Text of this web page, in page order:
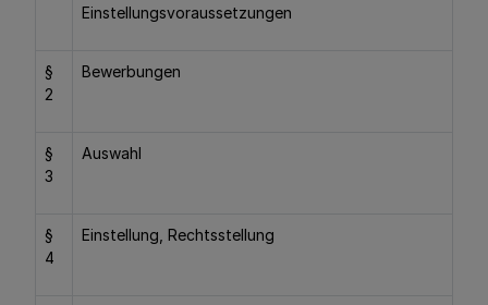
Einstellungsvoraussetzungen
§
2
Bewerbungen
§
3
Auswahl
§
4
Einstellung, Rechtsstellung